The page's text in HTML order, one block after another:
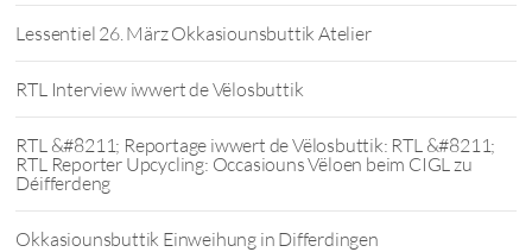
Lessentiel 26. März Okkasiounsbuttik Atelier
RTL Interview iwwert de Vëlosbuttik
RTL &#8211; Reportage iwwert de Vëlosbuttik: RTL &#8211;
RTL Reporter Upcycling: Occasiouns Vëloen beim CIGL zu
Déifferdeng
Okkasiounsbuttik Einweihung in Differdingen